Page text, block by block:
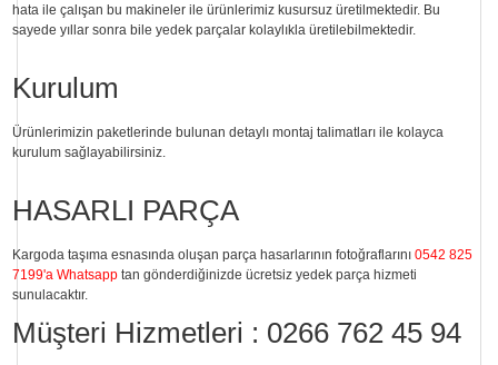
hata ile çalışan bu makineler ile ürünlerimiz kusursuz üretilmektedir. Bu
sayede yıllar sonra bile yedek parçalar kolaylıkla üretilebilmektedir.
Kurulum
Ürünlerimizin paketlerinde bulunan detaylı montaj talimatları ile kolayca
kurulum sağlayabilirsiniz.
HASARLI PARÇA
Kargoda taşıma esnasında oluşan parça hasarlarının fotoğraflarını 0542 825
7199'a Whatsapp tan gönderdiğinizde ücretsiz yedek parça hizmeti
sunulacaktır.
Müşteri Hizmetleri : 0266 762 45 94